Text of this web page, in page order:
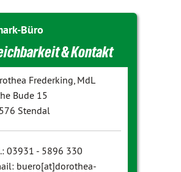
Büro
& Kontakt
Frederking, MdL
Bude 15
Stendal
03931 - 5896 330
buero[at]dorothea-